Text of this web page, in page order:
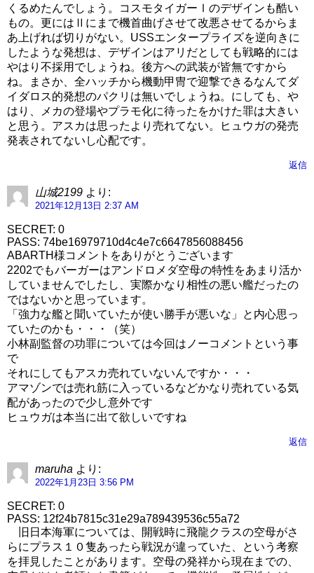
くるめたんでしょう。コスモタイガーⅠのデザインも酷い
もの。更にはⅡにまで機首曲げさせて改悪させてるからま
あ上げれば切りがない。USSエンタープライズを逆向きに
したような発想は、デザインはアリだとしても戦略的には
やはり不採用でしょうね。後方への武装が皆無ですから
ね。まさか、全ハッチから機動甲冑で迎撃できるなんてダ
イダロス的発想のパクリは無いでしょうね。にしても、や
はり、メカの登場やプラモ化に待ったをかけた罪は大きい
と思う。アスカは思ったより売れてない。ヒュウガの発売
発表されてないし心配です。
返信
山城2199 より:
2021年12月13日 2:37 AM
SECRET: 0
PASS: 74be16979710d4c4e7c6647856088456
ABARTH様コメントをありがとうございます
2202でもバーガーはアンドロメダ空母の特性をあまり活か
していませんでしたし、実際かなり相性の悪い艦だったの
ではないかと思っています。
「強力な艦と聞いていたが使い勝手が悪いな」と内心思っ
ていたのかも・・・（笑）
小林副監督の功罪については今回はノーコメントという事
で
それにしてもアスカ売れていないんですか・・・
アマゾンでは売れ筋に入っているなどかなり売れている気
配があったので少し意外です
ヒュウガは本当に出て欲しいですね
返信
maruha より:
2022年1月23日 3:56 PM
SECRET: 0
PASS: 12f24b7815c31e29a789439536c55a72
旧日本海軍については、開戦時に飛龍クラスの空母がさ
らにプラス１０隻あったら戦況が違っていた、という考察
を拝見したことがあります。空母の発祥から現在までの、